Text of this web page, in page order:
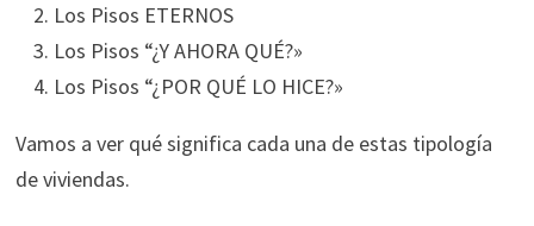
Los Pisos ETERNOS
Los Pisos “¿Y AHORA QUÉ?»
Los Pisos “¿POR QUÉ LO HICE?»
Vamos a ver qué significa cada una de estas tipología
de viviendas.
nuestro sitio,
aumentas la
posibilidad de
ofertas
personalizados.